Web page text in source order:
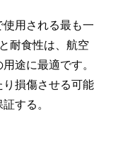
用される最も一
耐食性は、航空
途に最適です。
り損傷させる可能
する。